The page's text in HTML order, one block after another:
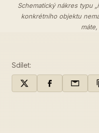
Schematický nákres typu
konkrétního objektu
máte,
Sdílet: